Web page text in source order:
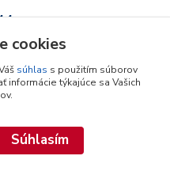
cookies
súhlas s použitím súborov
informácie týkajúce sa Vašich
Súhlasím